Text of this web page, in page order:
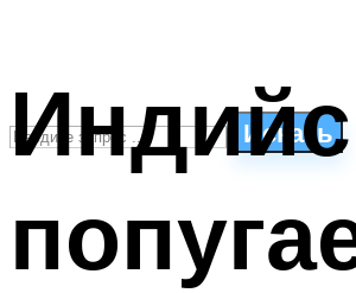
Искать
ПЛАВАНЬЕ ДЛЯ ДЕТЕЙ
ПЛАВАНЬЕ ДЛЯ ПОХУДЕНИЯ